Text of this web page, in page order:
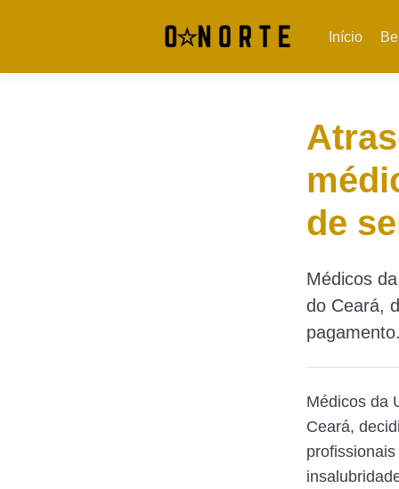
Início
de
Médicos
do Ceará,
Médicos da
Ceará,